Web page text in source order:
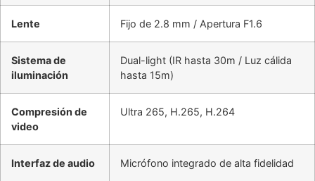
Lente Fijo de 2.8 mm / Apertura F1.6
Sistema de
iluminación
Dual-light (IR hasta 30m / Luz cálida
hasta 15m)
Compresión de
video
Ultra 265, H.265, H.264
Interfaz de audio Micrófono integrado de alta fidelidad